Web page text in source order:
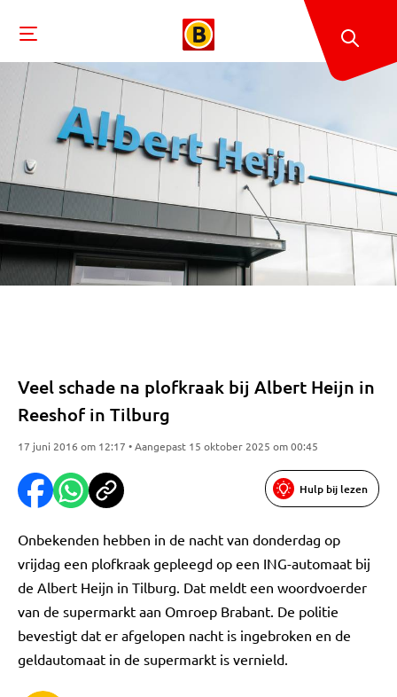
Veel schade na plofkraak bij Albert Heijn in
Reeshof in Tilburg
17 juni 2016 om 12:17 • Aangepast 15 oktober 2025 om 00:45
Hulp bij lezen
Onbekenden hebben in de nacht van donderdag op
vrijdag een plofkraak gepleegd op een ING-automaat bij
de Albert Heijn in Tilburg. Dat meldt een woordvoerder
van de supermarkt aan Omroep Brabant. De politie
bevestigt dat er afgelopen nacht is ingebroken en de
geldautomaat in de supermarkt is vernield.